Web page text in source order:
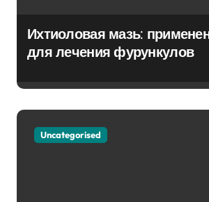
Ихтиоловая мазь:
для лечения фурункулов
Uncategorised